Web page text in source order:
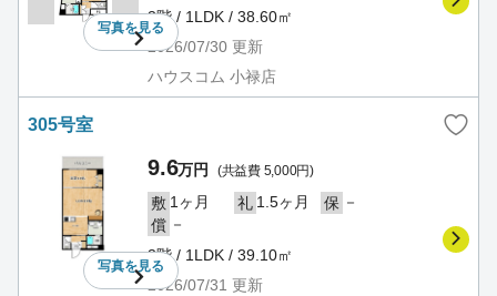
写真を見る
3階 / 1LDK / 38.60㎡
2026/07/30 更新
ハウスコム 小禄店
305号室
写真を見る
9.6万円 (共益費 5,000円)
敷 1ヶ月 礼 1.5ヶ月 保 －
償 －
3階 / 1LDK / 39.10㎡
2026/07/31 更新